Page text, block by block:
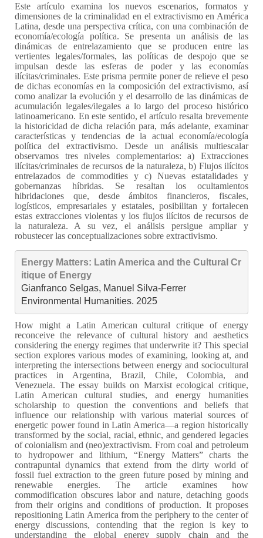
Este artículo examina los nuevos escenarios, formatos y
dimensiones de la criminalidad en el extractivismo en América
Latina, desde una perspectiva crítica, con una combinación de
economía/ecología política. Se presenta un análisis de las
dinámicas de entrelazamiento que se producen entre las
vertientes legales/formales, las políticas de despojo que se
impulsan desde las esferas de poder y las economías
ilícitas/criminales. Este prisma permite poner de relieve el peso
de dichas economías en la composición del extractivismo, así
como analizar la evolución y el desarrollo de las dinámicas de
acumulación legales/ilegales a lo largo del proceso histórico
latinoamericano. En este sentido, el artículo resalta brevemente
la historicidad de dicha relación para, más adelante, examinar
características y tendencias de la actual economía/ecología
política del extractivismo. Desde un análisis multiescalar
observamos tres niveles complementarios: a) Extracciones
ilícitas/criminales de recursos de la naturaleza, b) Flujos ilícitos
entrelazados de commodities y c) Nuevas estatalidades y
gobernanzas híbridas. Se resaltan los ocultamientos
hibridaciones que, desde ámbitos financieros, fiscales,
logísticos, empresariales y estatales, posibilitan y fortalecen
estas extracciones violentas y los flujos ilícitos de recursos de
la naturaleza. A su vez, el análisis persigue ampliar y
robustecer las conceptualizaciones sobre extractivismo.
Energy Matters: Latin America and the Cultural Cr
itique of Energy
Gianfranco Selgas, Manuel Silva-Ferrer
Environmental Humanities. 2025
How might a Latin American cultural critique of energy
reconceive the relevance of cultural history and aesthetics
considering the energy regimes that underwrite it? This special
section explores various modes of examining, looking at, and
interpreting the intersections between energy and sociocultural
practices in Argentina, Brazil, Chile, Colombia, and
Venezuela. The essay builds on Marxist ecological critique,
Latin American cultural studies, and energy humanities
scholarship to question the conventions and beliefs that
influence our relationship with various material sources of
energetic power found in Latin America—a region historically
transformed by the social, racial, ethnic, and gendered legacies
of colonialism and (neo)extractivism. From coal and petroleum
to hydropower and lithium, “Energy Matters” charts the
contrapuntal dynamics that extend from the dirty world of
fossil fuel extraction to the green future posed by mining and
renewable energies. The article examines how
commodification obscures labor and nature, detaching goods
from their origins and conditions of production. It proposes
repositioning Latin America from the periphery to the center of
energy discussions, contending that the region is key to
understanding the global energy supply chain and the